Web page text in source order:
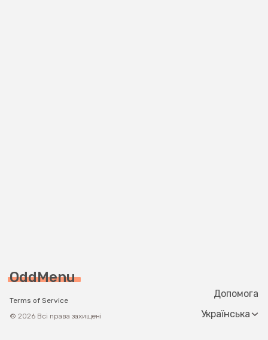
OddMenu
Terms of Service
© 2026 Всі права захищені
Допомога
Change